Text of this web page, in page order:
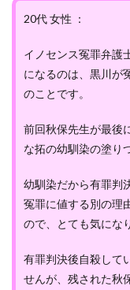
20代 女性 ：
イノセンス冤罪弁護
になるのは、黒川が
のことです。
前回秋保先生が最後
な拓の幼馴染の塗り
幼馴染だから有罪判
冤罪に値する別の理
ので、とても気にな
有罪判決後自殺して
せんが、残された秋